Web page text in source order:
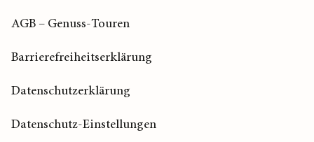
AGB – Genuss-Touren
Barrierefreiheitserklärung
Datenschutzerklärung
Datenschutz-Einstellungen